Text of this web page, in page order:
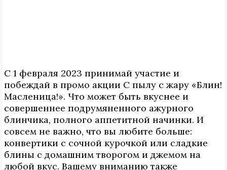
С 1 февраля 2023 принимай участие и
побеждай в промо акции С пылу с жару «Блин!
Масленица!». Что может быть вкуснее и
совершеннее подрумяненного ажурного
блинчика, полного аппетитной начинки. И
совсем не важно, что вы любите больше:
конвертики с сочной курочкой или сладкие
блины с домашним творогом и джемом на
любой вкус. Вашему вниманию также